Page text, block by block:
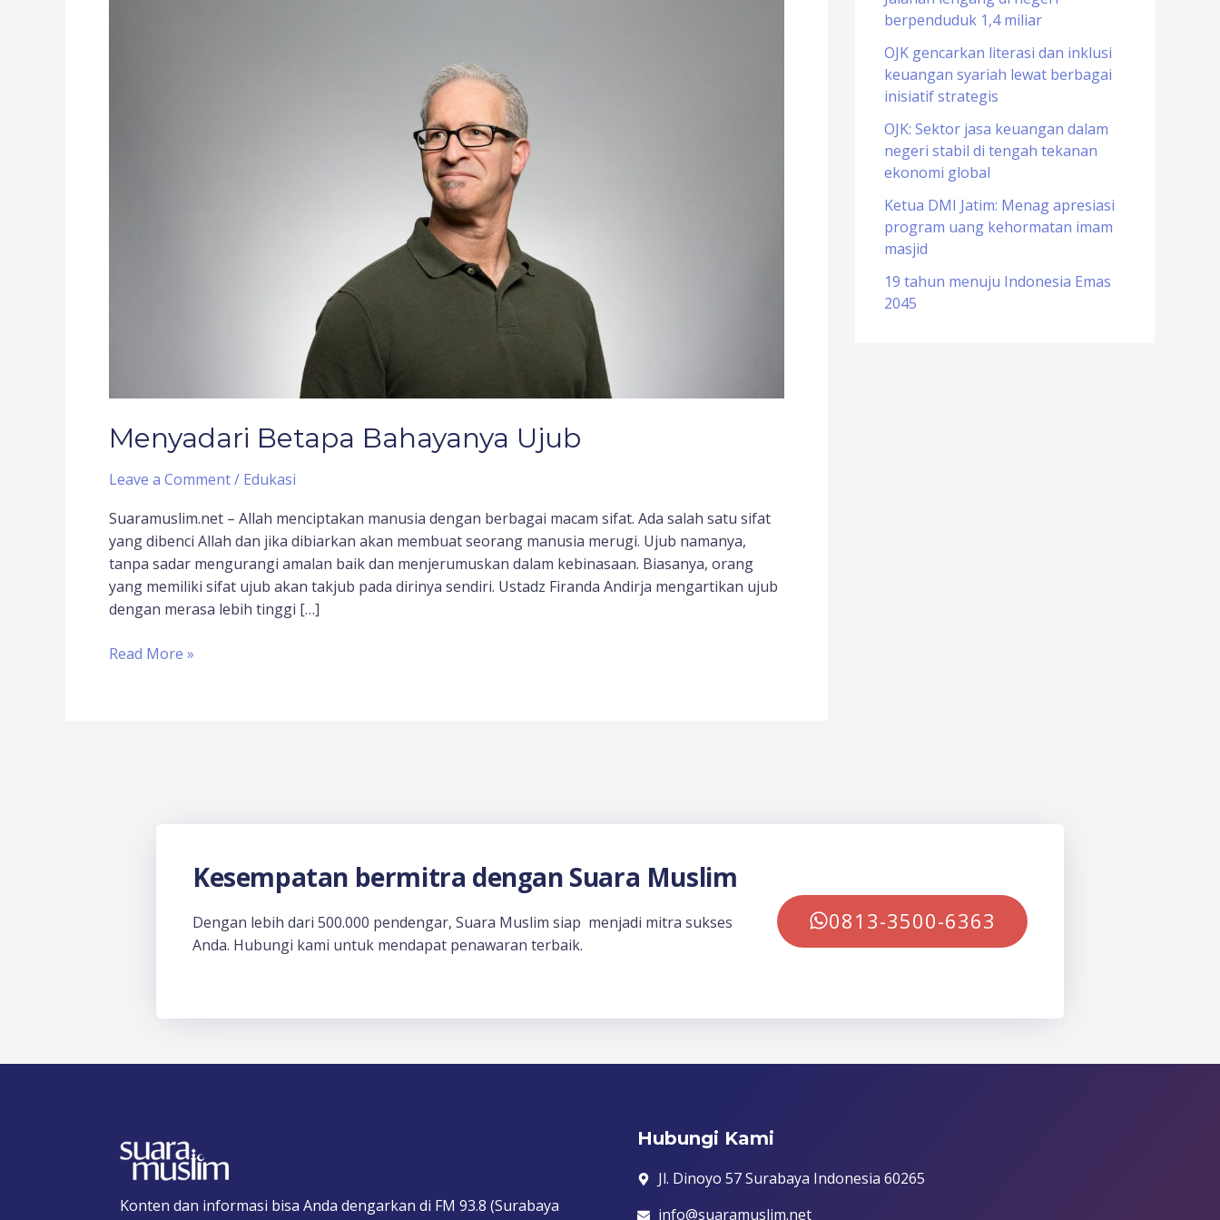
Menyadari Betapa Bahayanya Ujub
Leave a Comment/ Edukasi
Suaramuslim.net – Allah menciptakan manusia dengan berbagai macam sifat. Ada salah satu sifat
yang dibenci Allah dan jika dibiarkan akan membuat seorang manusia merugi. Ujub namanya,
tanpa sadar mengurangi amalan baik dan menjerumuskan dalam kebinasaan. Biasanya, orang
yang memiliki sifat ujub akan takjub pada dirinya sendiri. Ustadz Firanda Andirja mengartikan ujub
dengan merasa lebih tinggi […]
Read More »
o
r
:
berpenduduk 1,4 miliar
OJK gencarkan literasi dan inklusi
keuangan syariah lewat berbagai
inisiatif strategis
OJK: Sektor jasa keuangan dalam
negeri stabil di tengah tekanan
ekonomi global
Ketua DMI Jatim: Menag apresiasi
program uang kehormatan imam
masjid
19 tahun menuju Indonesia Emas
2045
Kesempatan bermitra dengan Suara Muslim
Dengan lebih dari 500.000 pendengar, Suara Muslim siap menjadi mitra sukses
Anda. Hubungi kami untuk mendapat penawaran terbaik.
0813-3500-6363
Konten dan informasi bisa Anda dengarkan di FM 93.8 (Surabaya
Hubungi Kami
Jl. Dinoyo 57 Surabaya Indonesia 60265
info@suaramuslim.net